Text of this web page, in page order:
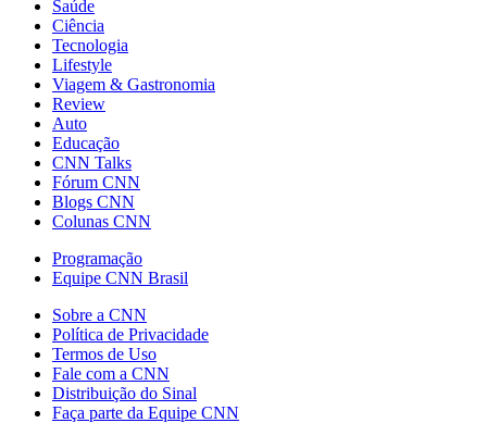
Saúde
Ciência
Tecnologia
Lifestyle
Viagem & Gastronomia
Review
Auto
Educação
CNN Talks
Fórum CNN
Blogs CNN
Colunas CNN
Programação
Equipe CNN Brasil
Sobre a CNN
Política de Privacidade
Termos de Uso
Fale com a CNN
Distribuição do Sinal
Faça parte da Equipe CNN